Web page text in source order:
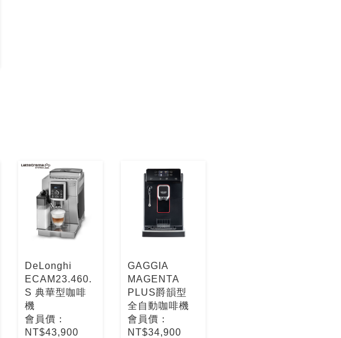
DeLonghi
ECAM23.460.
S 典華型咖啡
機
會員價：
NT$43,900
GAGGIA
MAGENTA
PLUS爵韻型
全自動咖啡機
會員價：
NT$34,900